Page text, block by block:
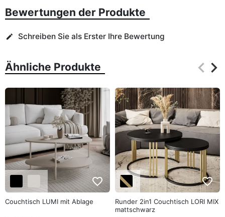
Bewertungen der Produkte
edit Schreiben Sie als Erster Ihre Bewertung
Ähnliche Produkte keyboard_arrow_left
keyboard_arrow_right
favorite_border
Couchtisch LUMI mit Ablage
favorite_border
Runder 2in1 Couchtisch LORI MIX
mattschwarz